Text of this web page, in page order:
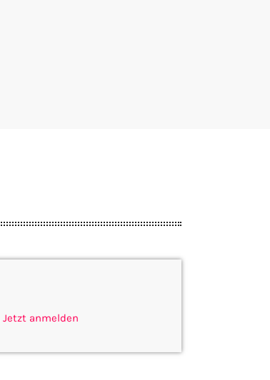
Jetzt anmelden